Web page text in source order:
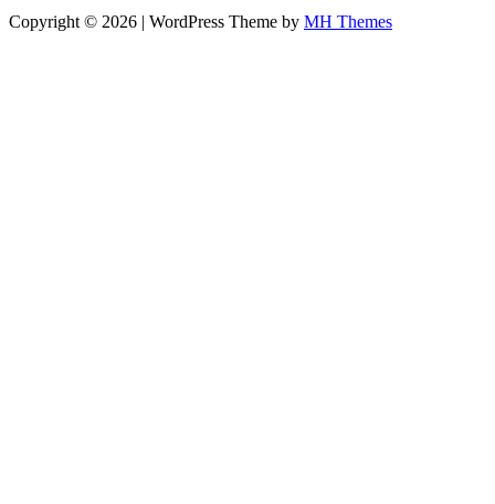
Copyright © 2026 | WordPress Theme by MH Themes